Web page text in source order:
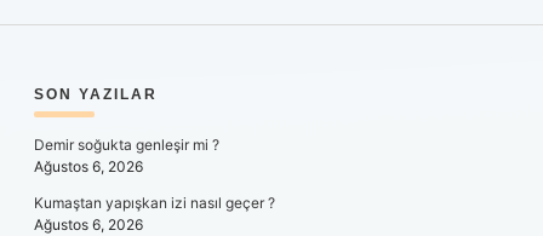
SIDEBAR
SON YAZILAR
Demir soğukta genleşir mi ?
Ağustos 6, 2026
Kumaştan yapışkan izi nasıl geçer ?
Ağustos 6, 2026